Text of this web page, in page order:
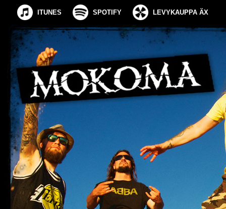
ITUNES SPOTIFY LEVYKAUPPA ÄX